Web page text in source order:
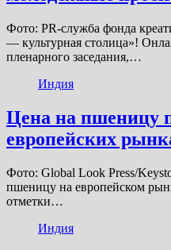
Фото: PR-служба фонда
— культурная столица»!
пленарного заседания,…
Индия
Цена на пшеницу
европейских
Фото: Global Look Press/
пшеницу на европейском
отметки…
Индия